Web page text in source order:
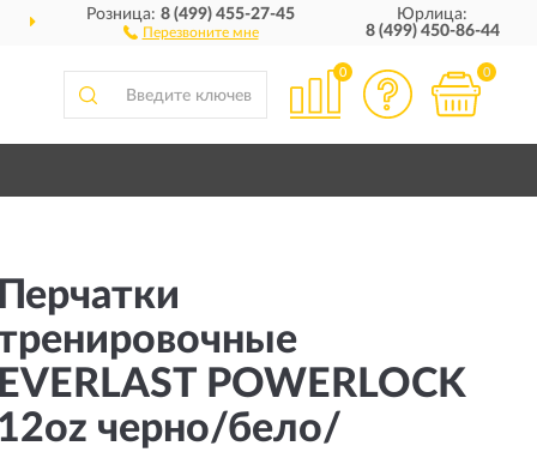
ДОСТАВИМ ПО ВСЕЙ РОССИИ
Розница:8 (499) 455-27-45
Перезвоните мне
Юрлица:
8 (499) 450-86-44
0 0
POWERLOCK
черно/бело/